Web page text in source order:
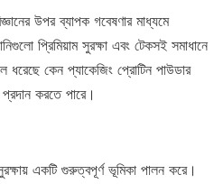
উপর ব্যাপক গবেষণার মাধ্যমে
প্রিমিয়াম সুরক্ষা এবং টেকসই সমাধানে
ধরেছে কেন প্যাকেজিং প্রোটিন পাউডার
করতে পারে।
একটি গুরুত্বপূর্ণ ভূমিকা পালন করে।